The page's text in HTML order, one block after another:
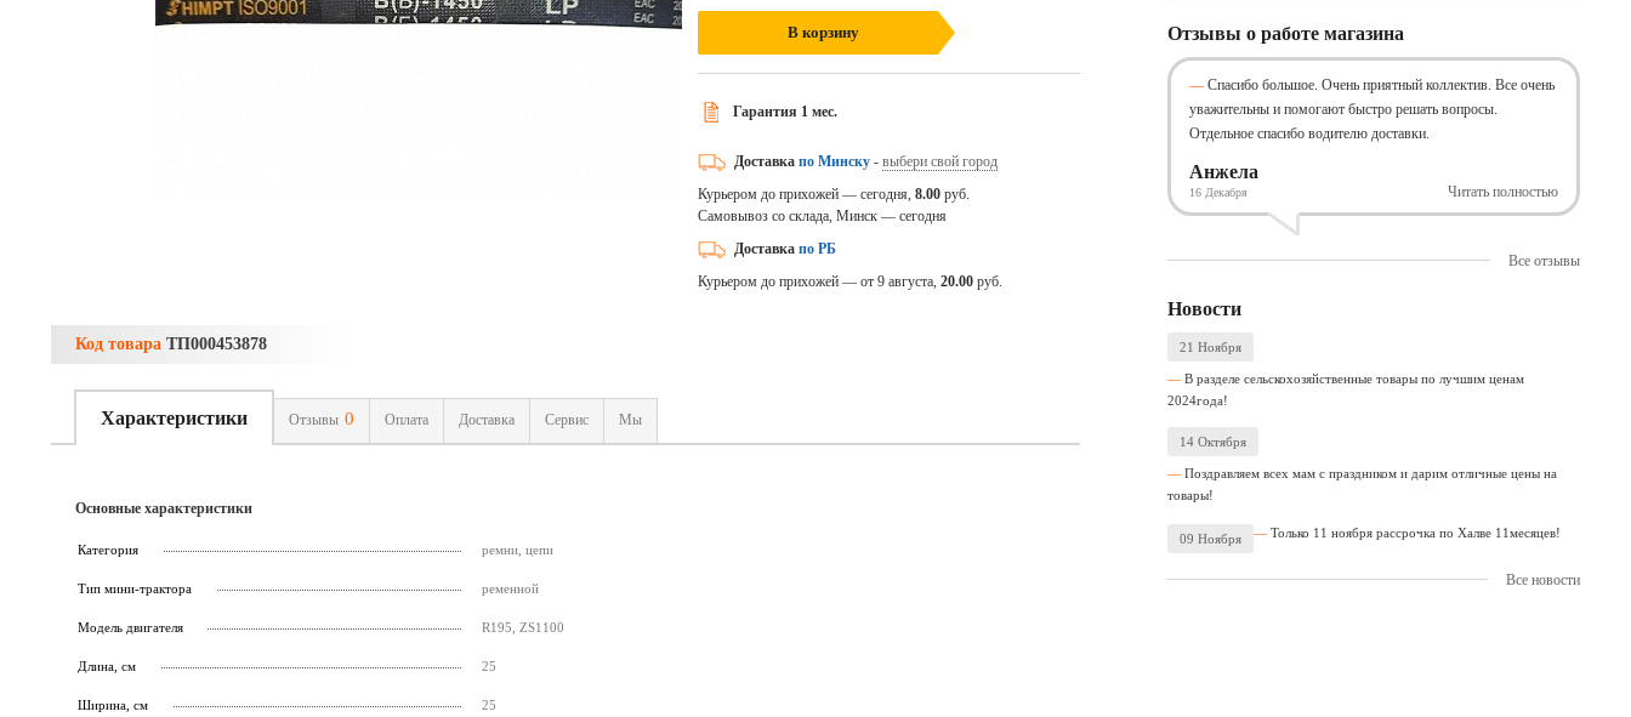
В корзину
Гарантия 1 мес.
Доставка по Минску- выбери свой город
Курьером до прихожей — сегодня, 8.00 руб.
Самовывоз со склада, Минск — сегодня
Доставка по РБ
Курьером до прихожей — от 9 августа, 20.00 руб.
Код товара ТП000453878
Характеристики Отзывы 0 Оплата Доставка Сервис Мы
Основные характеристики
Категория ремни, цепи
Тип мини-трактора ременной
Модель двигателя R195, ZS1100
Длина, см 25
Ширина, см 25
Отзывы о работе магазина
Спасибо большое. Очень приятный коллектив. Все очень
уважительны и помогают быстро решать вопросы.
Отдельное спасибо водителю доставки.
Анжела
16 Декабря Читать полностью
Все отзывы
Новости
21 Ноября
В разделе сельскохозяйственные товары по лучшим ценам
2024года!
14 Октября
Поздравляем всех мам с праздником и дарим отличные цены на
товары!
09 Ноября Только 11 ноября рассрочка по Халве 11месяцев!
Все новости